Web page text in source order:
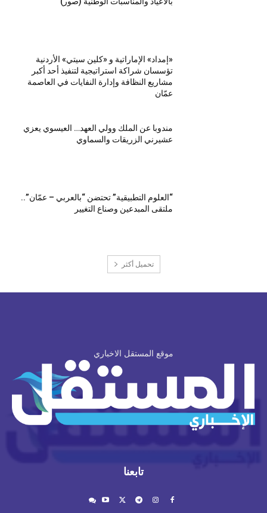
«إمداد» الإماراتية و «كلين سيتي» الأردنية
تؤسسان شراكة استراتيجية لتنفيذ أحد أكبر
مشاريع النظافة وإدارة النفايات في العاصمة
عمّان
مندوبا عن الملك وولي العهد… العيسوي يعزي
عشيرني الزريقات والسماوي
“العلوم التطبيقية” تحتضن “بالعربي – عمّان”..
ملتقى المبدعين وصناع التغيير
تحميل أكثر
موقع المستقل الاخباري
تابعنا